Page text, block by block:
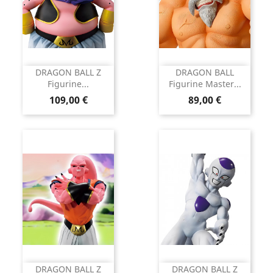
DRAGON BALL Z
Figurine...
Prix
109,00 €
DRAGON BALL
Figurine Master...
Prix
89,00 €
DRAGON BALL Z DRAGON BALL Z